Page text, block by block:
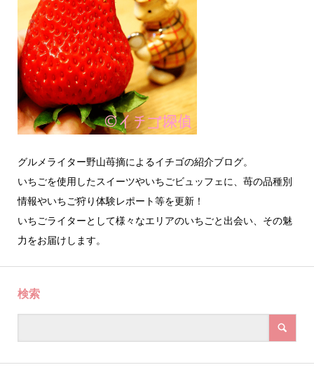
グルメライター野山苺摘によるイチゴの紹介ブログ。
いちごを使用したスイーツやいちごビュッフェに、苺の品種別
情報やいちご狩り体験レポート等を更新！
いちごライターとして様々なエリアのいちごと出会い、その魅
力をお届けします。
検索